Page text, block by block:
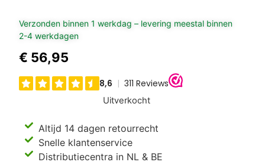
Verzonden binnen 1 werkdag – levering meestal binnen
2-4 werkdagen
€ 56,95
Uitverkocht
Altijd 14 dagen retourrecht
Snelle klantenservice
Distributiecentra in NL & BE